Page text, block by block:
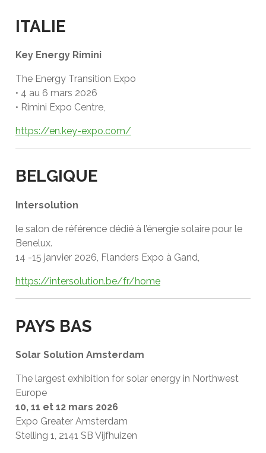
ITALIE
Key Energy Rimini
The Energy Transition Expo
• 4 au 6 mars 2026
• Rimini Expo Centre,
https://en.key-expo.com/
BELGIQUE
Intersolution
le salon de référence dédié à l’énergie solaire pour le
Benelux.
14 -15 janvier 2026, Flanders Expo à Gand,
https://intersolution.be/fr/home
PAYS BAS
Solar Solution Amsterdam
The largest exhibition for solar energy in Northwest
Europe
10, 11 et 12 mars 2026
Expo Greater Amsterdam
Stelling 1, 2141 SB Vijfhuizen